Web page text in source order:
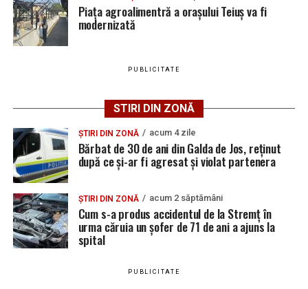
aspectul săvârșirii infracțiunilor de amenințare și
distrugere.
preferată pe Google
Urmărește Ziarul Unirea pe Social Media
YouTube Instagram WhatsApp TikTok
Piața agroalimentră a orașului Teiuș va fi
modernizată
PUBLICITATE
STIRI DIN ZONĂ
ȘTIRI DIN ZONĂ acum 4 zile
Bărbat de 30 de ani din Galda de Jos, reținut
după ce și-ar fi agresat și violat partenera
ȘTIRI DIN ZONĂ acum 2 săptămâni
Cum s-a produs accidentul de la Stremț în
urma căruia un șofer de 71 de ani a ajuns la
spital
PUBLICITATE